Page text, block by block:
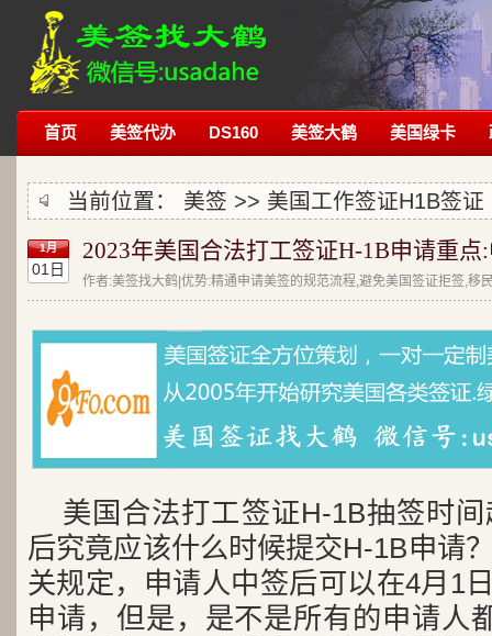
首页 美签代办 DS160 美签大鹤 美国绿卡
当前位置： 美签 >> 美国工作签证H1B签证
1月
01日
2023年美国合法打工签证H-1B申请重
作者:美签找大鹤|优势:精通申请美签的规范流程,避免美国签证拒签,移
美国合法打工签证H-1B抽签时
后究竟应该什么时候提交H-1B申请
关规定，申请人中签后可以在4月1
申请，但是，是不是所有的申请人